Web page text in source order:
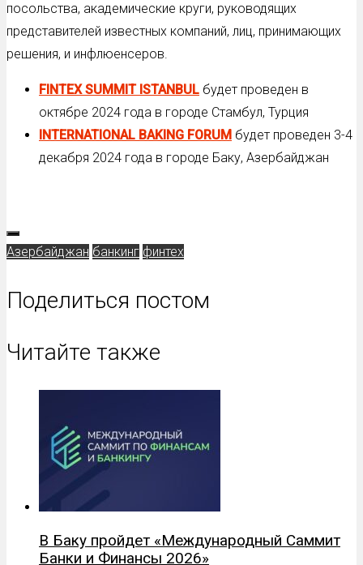
посольства, академические круги, руководящих
представителей известных компаний, лиц, принимающих
решения, и инфлюенсеров.
FINTEX SUMMIT ISTANBUL будет проведен в
октябре 2024 года в городе Стамбул, Турция
INTERNATIONAL BAKING FORUM будет проведен 3-4
декабря 2024 года в городе Баку, Азербайджан
Азербайджан банкинг финтех
Поделиться постом
Читайте также
В Баку пройдет «Международный Cаммит
Банки и Финансы 2026»